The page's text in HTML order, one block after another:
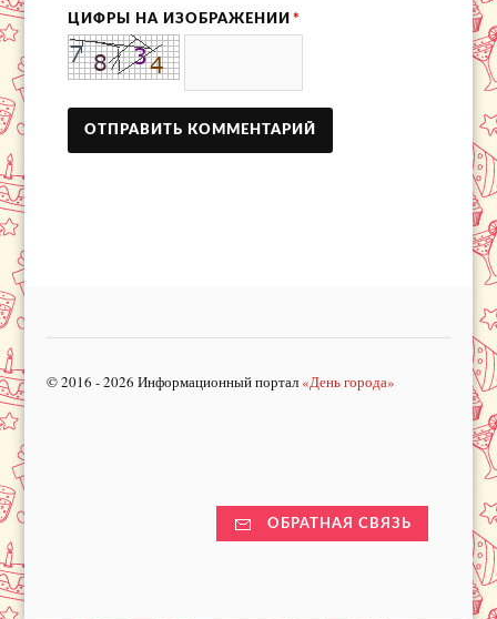
ЦИФРЫ НА ИЗОБРАЖЕНИИ *
© 2016 - 2026 Информационный портал «День города»
ОБРАТНАЯ СВЯЗЬ